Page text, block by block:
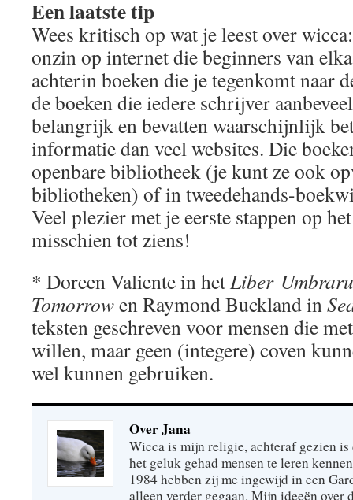
Een laatste tip
Wees kritisch op wat je leest over
onzin op internet die beginners van
achterin boeken die je tegenkomt naar
de boeken die iedere schrijver
belangrijk en bevatten waarschijnlijk
informatie dan veel websites. Die
openbare bibliotheek (je kunt ze ook
bibliotheken) of in tweedehands-
Veel plezier met je eerste stappen op
misschien tot ziens!
* Doreen Valiente in hetLiber
Tomorrowen Raymond Buckland in
teksten geschreven voor mensen die
willen, maar geen (integere) coven
wel kunnen gebruiken.
Over Jana
Wicca is mijn religie, achteraf gezien
het geluk gehad mensen te leren
1984 hebben zij me ingewijd in een
alleen verder gegaan. Mijn ideeën over